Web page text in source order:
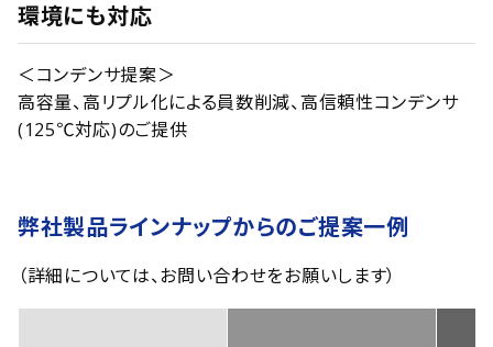
環境にも対応
＜コンデンサ提案＞
高容量、高リプル化による員数削減、高信頼性コンデンサ
(125℃対応)のご提供
弊社製品ラインナップからのご提案一例
（詳細については、お問い合わせをお願いします）